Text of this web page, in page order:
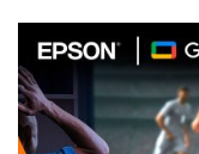
van.
A
változatok
a
termékoldalon